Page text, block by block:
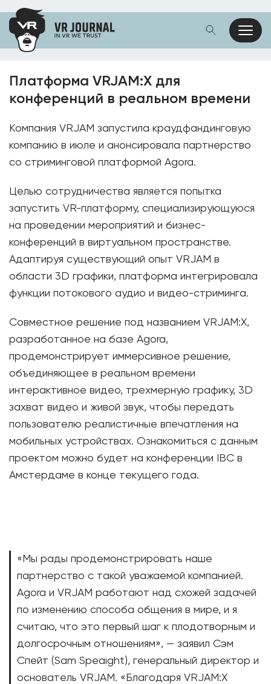
Платформа VRJAM:X для
конференций в реальном времени
Компания VRJAM запустила краудфандинговую
компанию в июле и анонсировала партнерство
со стриминговой платформой Agora.
Целью сотрудничества является попытка
запустить VR-платформу, специализирующуюся
на проведении мероприятий и бизнес-
конференций в виртуальном пространстве.
Адаптируя существующий опыт VRJAM в
области 3D графики, платформа интегрировала
функции потокового аудио и видео-стриминга.
Совместное решение под названием VRJAM:X,
разработанное на базе Agora,
продемонстрирует иммерсивное решение,
объединяющее в реальном времени
интерактивное видео, трехмерную графику, 3D
захват видео и живой звук, чтобы передать
пользователю реалистичные впечатления на
мобильных устройствах. Ознакомиться с данным
проектом можно будет на конференции IBC в
Амстердаме в конце текущего года.
«Мы рады продемонстрировать наше
партнерство с такой уважаемой компанией.
Agora и VRJAM работают над схожей задачей
по изменению способа общения в мире, и я
считаю, что это первый шаг к плодотворным и
долгосрочным отношениям», — заявил Сэм
Спейт (Sam Speaight), генеральный директор и
основатель VRJAM. «Благодаря VRJAM:X